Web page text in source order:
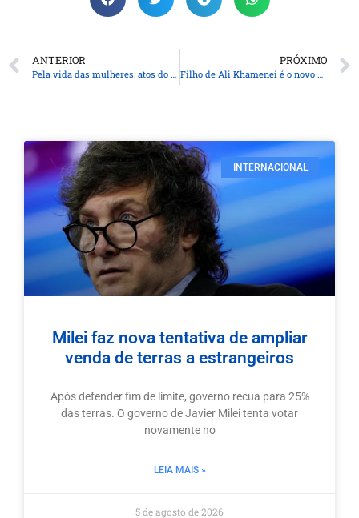
ANTERIOR
Pela vida das mulheres: atos do 8 de março ocupam ruas pelo Brasil
PRÓXIMO
Filho de Ali Khamenei é o novo Líder Supremo do Irã
INTERNACIONAL
Milei faz nova tentativa de ampliar
venda de terras a estrangeiros
Após defender fim de limite, governo recua para 25%
das terras. O governo de Javier Milei tenta votar
novamente no
LEIA MAIS »
5 de agosto de 2026